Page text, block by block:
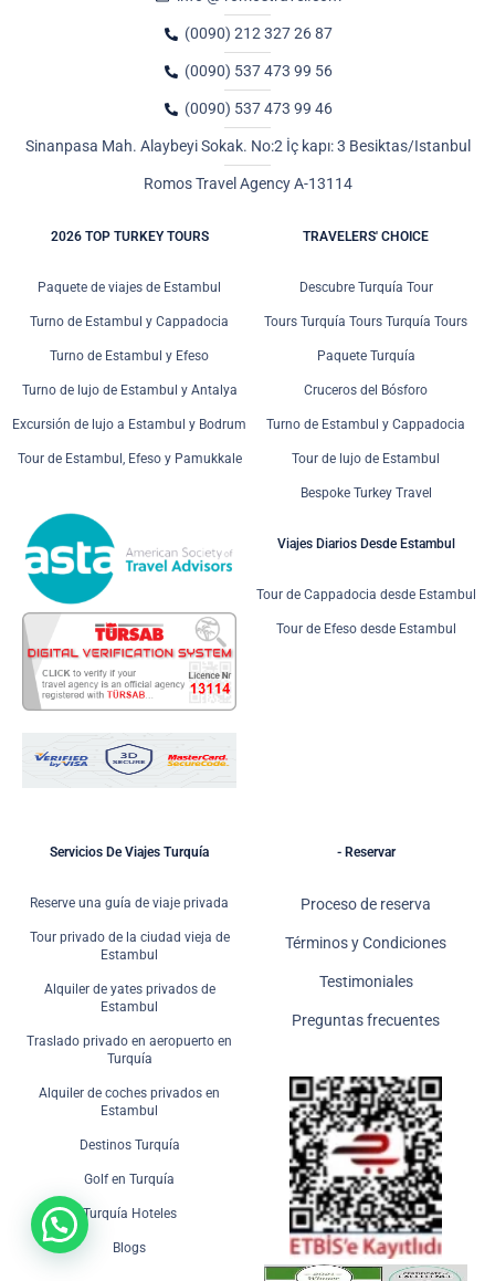
(0090) 212 327 26 87
(0090) 537 473 99 56
(0090) 537 473 99 46
Sinanpasa Mah. Alaybeyi Sokak. No:2 İç kapı: 3 Besiktas/Istanbul
Romos Travel Agency A-13114
2026 TOP TURKEY TOURS
Paquete de viajes de Estambul
Turno de Estambul y Cappadocia
Turno de Estambul y Efeso
Turno de lujo de Estambul y Antalya
Excursión de lujo a Estambul y Bodrum
Tour de Estambul, Efeso y Pamukkale
TRAVELERS' CHOICE
Descubre Turquía Tour
Tours Turquía Tours Turquía Tours
Paquete Turquía
Cruceros del Bósforo
Turno de Estambul y Cappadocia
Tour de lujo de Estambul
Bespoke Turkey Travel
Viajes Diarios Desde Estambul
Tour de Cappadocia desde Estambul
Tour de Efeso desde Estambul
Servicios De Viajes Turquía
Reserve una guía de viaje privada
Tour privado de la ciudad vieja de
Estambul
Alquiler de yates privados de
Estambul
Traslado privado en aeropuerto en
Turquía
Alquiler de coches privados en
Estambul
Destinos Turquía
Golf en Turquía
Turquía Hoteles
Blogs
- Reservar
Proceso de reserva
Términos y Condiciones
Testimoniales
Preguntas frecuentes